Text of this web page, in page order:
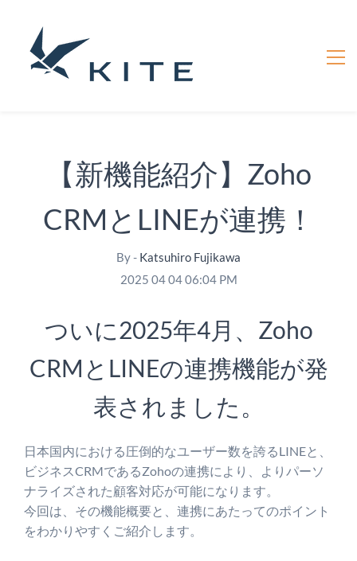
【新機能紹介】Zoho
CRMとLINEが連携！
By - Katsuhiro Fujikawa
2025 04 04 06:04 PM
ついに2025年4月、Zoho
CRMとLINEの連携機能が発
表されました。
日本国内における圧倒的なユーザー数を誇るLINEと、
ビジネスCRMであるZohoの連携により、よりパーソ
ナライズされた顧客対応が可能になります。
今回は、その機能概要と、連携にあたってのポイント
をわかりやすくご紹介します。